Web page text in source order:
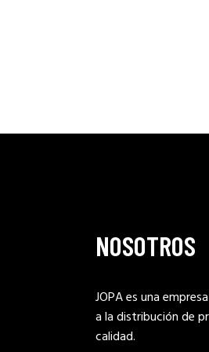
NOSOTROS
JOPA es una
a la distribución de
calidad.